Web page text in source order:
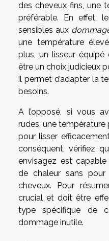
des cheveux fins, une
préférable. En effet,
sensibles aux
une température
plus, un lisseur équipé
être un choix judicieux
il permet d’adapter la
besoins.
A l’opposé, si vous
rudes, une température
pour lisser
conséquent, vérifiez
envisagez est
de chaleur sans
cheveux. Pour
crucial et doit être
type spécifique de
dommage inutile.